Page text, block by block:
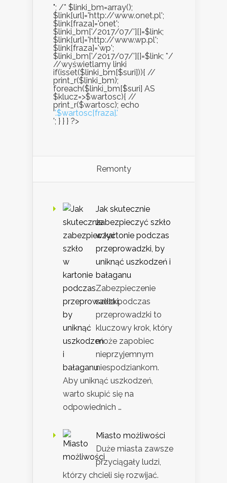
"; /* $linki_bm=array();
$link[url]='http://www.onet.pl';
$link[fraza]='onet';
$linki_bm['/2017/07/'][]=$link;
$link[url]='http://www.wp.pl';
$link[fraza]='wp';
$linki_bm['/2017/07/'][]=$link; */
//wyświetlamy linki
if(isset($linki_bm[$suri])){ //
print_r($linki_bm);
foreach($linki_bm[$suri] AS
$klucz=>$wartosc){ //
print_r($wartosc); echo
''.$wartosc[fraza].'
'; } } } ?>
Remonty
Jak skutecznie
zabezpieczyć szkło
w kartonie podczas
przeprowadzki, by
uniknąć uszkodzeń i
bałaganu
Zabezpieczenie
szkła podczas
przeprowadzki to
kluczowy krok, który
może zapobiec
nieprzyjemnym
niespodziankom.
Aby uniknąć uszkodzeń,
warto skupić się na
odpowiednich …
Miasto możliwości
Duże miasta zawsze
przyciągały ludzi,
którzy chcieli się rozwijać.